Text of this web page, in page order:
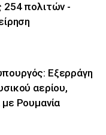
254 πολιτών -
Εξερράγη
αερίου,
Ρουμανία